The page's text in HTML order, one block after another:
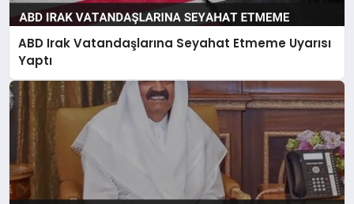
ABD Irak Vatandaşlarına Seyahat Etmeme Uyarısı
Yaptı